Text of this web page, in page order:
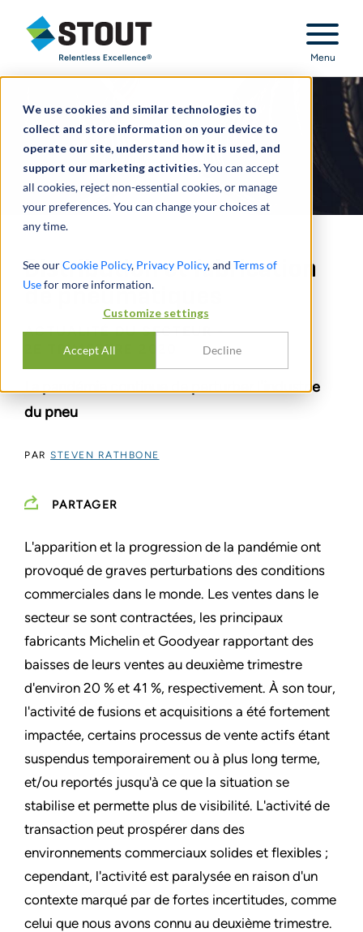
We use cookies and similar technologies to
collect and store information on your device to
operate our site, understand how it is used, and
support our marketing activities.You can accept
all cookies, reject non-essential cookies, or manage
your preferences. You can change your choices at
any time.
See ourCookie Policy, Privacy Policy, and Terms of
Usefor more information.
Customize settings
Accept All Decline
Stout Relentless Excellence
Menu
Distribution et fabrication
de pneumatiques
ACTUALITÉ DU SECTEUR -
2E TRIMESTRE 2020
La pandémie continue de perturber l'industrie
du pneu
PAR STEVEN RATHBONE
PARTAGER
L'apparition et la progression de la pandémie ont
provoqué de graves perturbations des conditions
commerciales dans le monde. Les ventes dans le
secteur se sont contractées, les principaux
fabricants Michelin et Goodyear rapportant des
baisses de leurs ventes au deuxième trimestre
d'environ 20 % et 41 %, respectivement. À son tour,
l'activité de fusions et acquisitions a été fortement
impactée, certains processus de vente actifs étant
suspendus temporairement ou à plus long terme,
et/ou reportés jusqu'à ce que la situation se
stabilise et permette plus de visibilité. L'activité de
transaction peut prospérer dans des
environnements commerciaux solides et flexibles ;
cependant, l'activité est paralysée en raison d'un
contexte marqué par de fortes incertitudes, comme
celui que nous avons connu au deuxième trimestre.